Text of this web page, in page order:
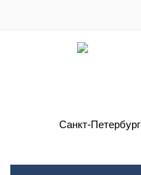
Санкт-Петербург